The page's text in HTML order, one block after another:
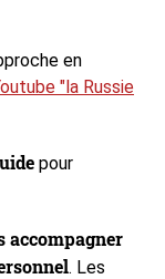
en
"la Russie
pour
accompagner
. Les